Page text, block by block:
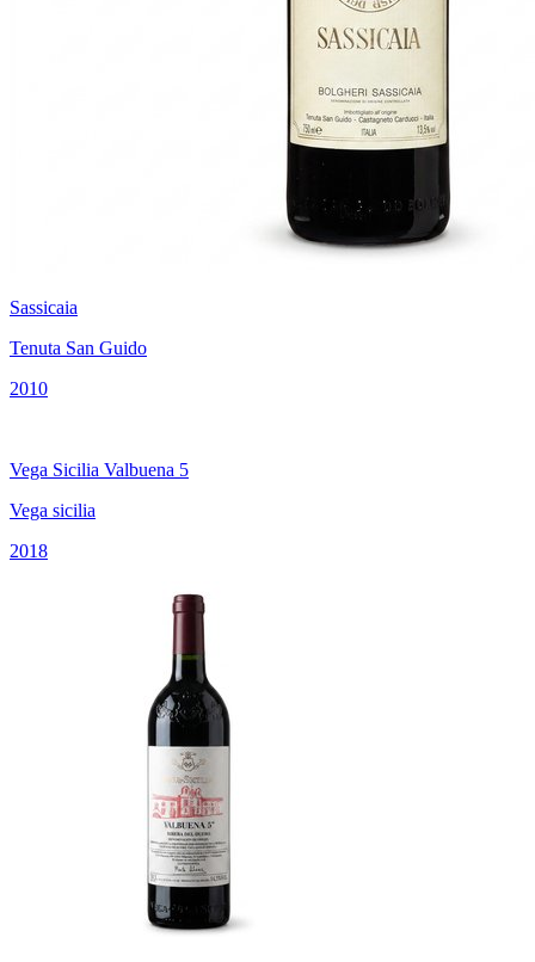
Sassicaia
Tenuta San Guido
2010
Vega Sicilia Valbuena 5
Vega sicilia
2018